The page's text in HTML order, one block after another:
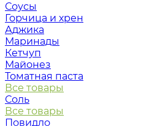
Соусы
Горчица и хрен
Аджика
Маринады
Кетчуп
Майонез
Томатная паста
Все товары
Соль
Все товары
Повидло